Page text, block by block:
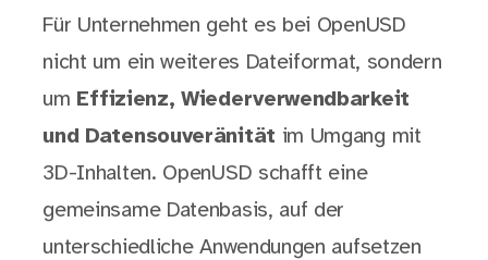
Für Unternehmen geht es bei OpenUSD
nicht um ein weiteres Dateiformat, sondern
um Effizienz, Wiederverwendbarkeit
und Datensouveränität im Umgang mit
3D-Inhalten. OpenUSD schafft eine
gemeinsame Datenbasis, auf der
unterschiedliche Anwendungen aufsetzen